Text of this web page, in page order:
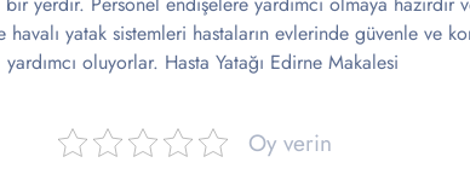
havalı yatak sistemleri hastaların evlerinde güvenle ve
yardımcı oluyorlar. Hasta Yatağı Edirne Makalesi
Oy verin